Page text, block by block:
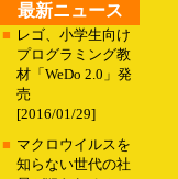
最新ニュース
■ レゴ、小学生向け
プログラミング教
材「WeDo 2.0」発
売
[2016/01/29]
■ マクロウイルスを
知らない世代の社